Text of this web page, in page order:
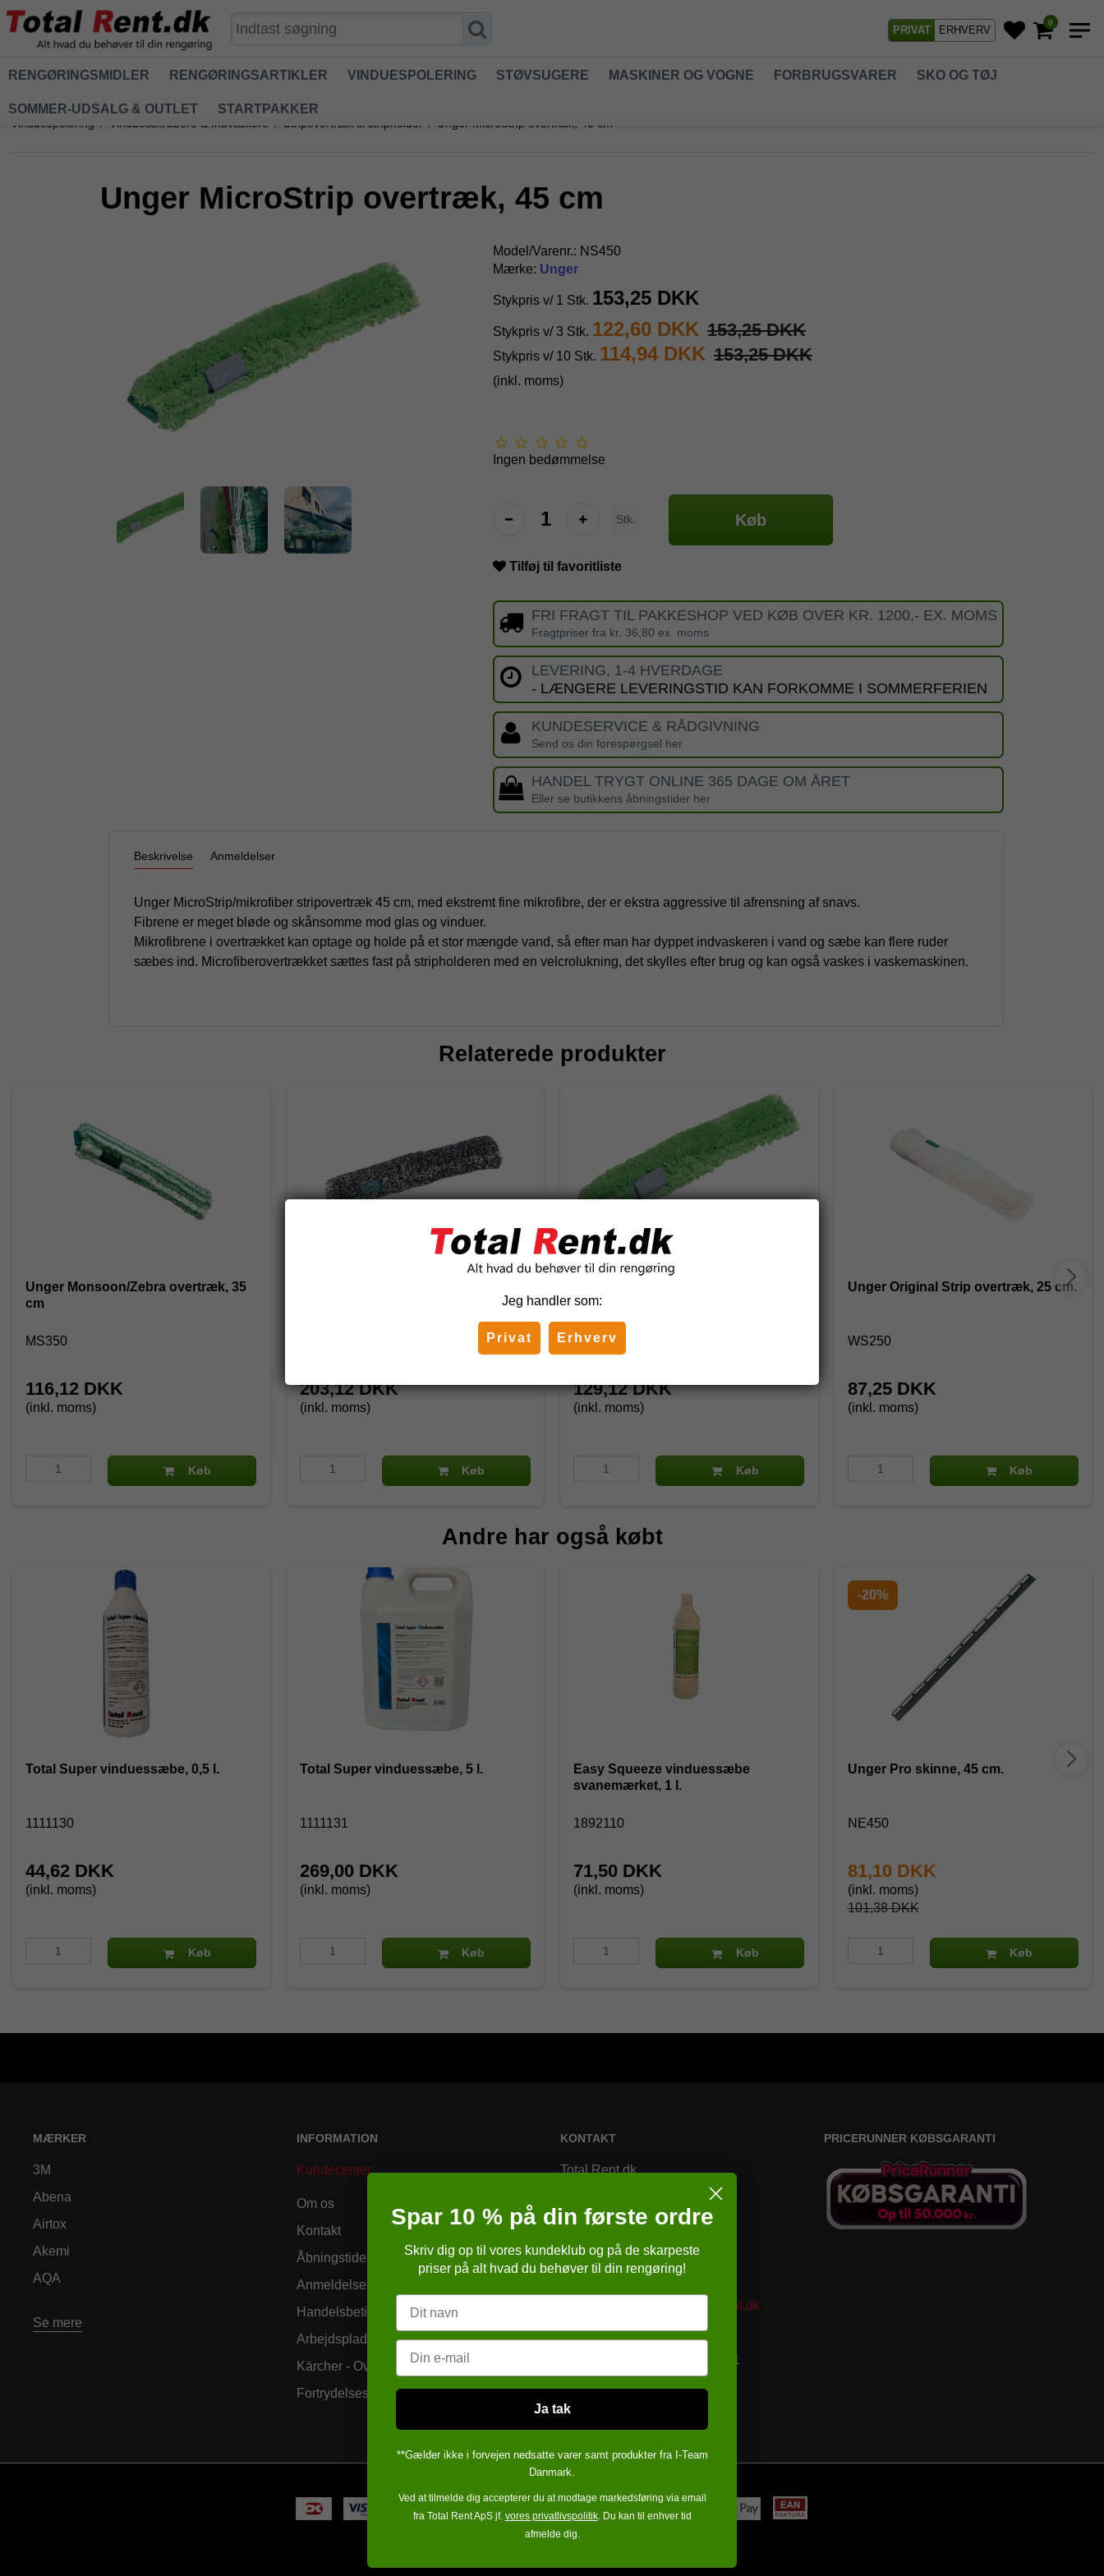
PRIVAT ERHVERV
0
RENGØRINGSMIDLER RENGØRINGSARTIKLER VINDUESPOLERING STØVSUGERE MASKINER OG VOGNE FORBRUGSVARER SKO OG TØJ
SOMMER-UDSALG & OUTLET STARTPAKKER
Vinduespolering / Vinduesskrabere & Indvaskere / Stripovertræk til stripholder / Unger MicroStrip overtræk, 45 cm
Unger MicroStrip overtræk, 45 cm
Model/Varenr.: NS450
Mærke: Unger
Stykpris v/ 1 Stk. 153,25 DKK
Stykpris v/ 3 Stk. 122,60 DKK 153,25 DKK
Stykpris v/ 10 Stk. 114,94 DKK 153,25 DKK
(inkl. moms)
Ingen bedømmelse
Stk. Køb
Tilføj til favoritliste
FRI FRAGT TIL PAKKESHOP VED KØB OVER KR. 1200,- EX. MOMS
Fragtpriser fra kr. 36,80 ex. moms
LEVERING, 1-4 HVERDAGE
- LÆNGERE LEVERINGSTID KAN FORKOMME I SOMMERFERIEN
KUNDESERVICE & RÅDGIVNING
Send os din forespørgsel her
HANDEL TRYGT ONLINE 365 DAGE OM ÅRET
Eller se butikkens åbningstider her
Beskrivelse Anmeldelser
Unger MicroStrip/mikrofiber stripovertræk 45 cm, med ekstremt fine mikrofibre, der er ekstra aggressive til afrensning af snavs.
Fibrene er meget bløde og skånsomme mod glas og vinduer.
Mikrofibrene i overtrækket kan optage og holde på et stor mængde vand, så efter man har dyppet indvaskeren i vand og sæbe kan flere ruder
sæbes ind. Microfiberovertrækket sættes fast på stripholderen med en velcrolukning, det skylles efter brug og kan også vaskes i vaskemaskinen.
Relaterede produkter
Unger Monsoon/Zebra overtræk, 35
cm
MS350
116,12 DKK
(inkl. moms)
Køb
203,12 DKK
(inkl. moms)
Køb
NS350
129,12 DKK
(inkl. moms)
Køb
Unger Original Strip overtræk, 25 cm.
WS250
87,25 DKK
(inkl. moms)
Køb
Andre har også købt
Total Super vinduessæbe, 0,5 l.
1111130
44,62 DKK
(inkl. moms)
Køb
Total Super vinduessæbe, 5 l.
1111131
269,00 DKK
(inkl. moms)
Køb
Easy Squeeze vinduessæbe
svanemærket, 1 l.
1892110
71,50 DKK
(inkl. moms)
Køb
-20%
Unger Pro skinne, 45 cm.
NE450
101,38 DKK
81,10 DKK
(inkl. moms)
Køb
MÆRKER
3M
Abena
Airtox
Akemi
AQA
Se mere
INFORMATION
Kundecenter
Om os
Kontakt
Åbningstider
Anmeldelser
Handelsbetingelser
Arbejdspladsbrugsanvisning (APB)
Kärcher - Overleveringsdokument
Fortrydelsesformular
KONTAKT
Total Rent.dk
8230 Åbyhøj
Danmark
Telefonnr.
86257651
kundeservice@totalrent.dk
PRICERUNNER KØBSGARANTI
Jeg handler som:
Privat Erhverv
Spar 10 % på din første ordre
Skriv dig op til vores kundeklub og på de skarpeste
priser på alt hvad du behøver til din rengøring!
Navn
Email
Ja tak
**Gælder ikke i forvejen nedsatte varer samt produkter fra I-Team
Danmark.
Ved at tilmelde dig accepterer du at modtage markedsføring via email
fra Total Rent ApS jf. vores privatlivspolitik. Du kan til enhver tid
afmelde dig.